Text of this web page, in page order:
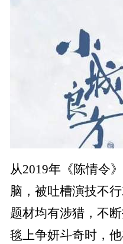
从2019年《陈情令
脑，被吐槽演技不
题材均有涉猎，不
毯上争妍斗奇时，